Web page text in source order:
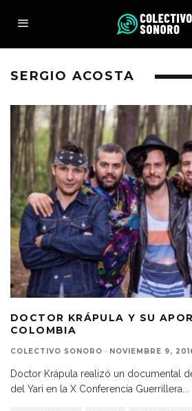
SERGIO ACOSTA
DOCTOR KRÁPULA Y SU
COLOMBIA
COLECTIVO SONORO · NOVIEMBRE 9,
Doctor Krápula realizó un documental
del Yarí en la X Conferencia Guerrillera